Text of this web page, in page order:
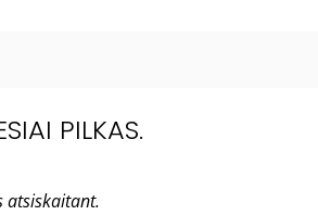
PILKAS.
atsiskaitant.